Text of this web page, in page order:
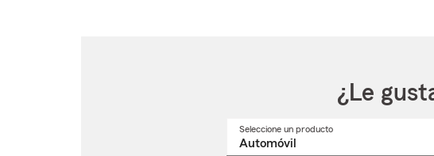
¿Le
Seleccione un productoSeleccione